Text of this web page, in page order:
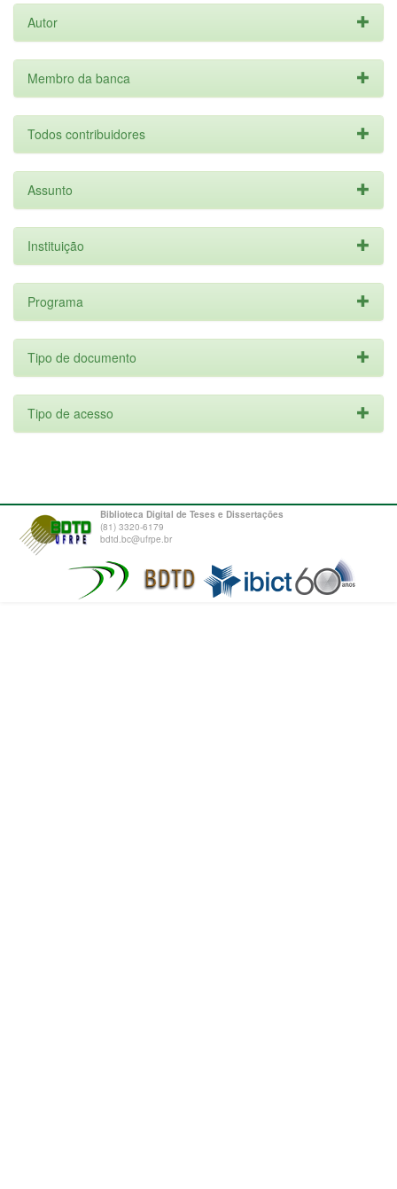
Autor
Membro da banca
Todos contribuidores
Assunto
Instituição
Programa
Tipo de documento
Tipo de acesso
Biblioteca Digital de Teses e Dissertações
(81) 3320-6179
bdtd.bc@ufrpe.br